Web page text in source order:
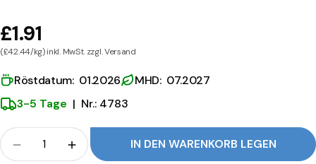
l
m
i
l
c
h
£1.91
(£42.44/kg) inkl. MwSt. zzgl. Versand
Röstdatum: 01.2026
MHD: 07.2027
3-5 Tage | Nr.: 4783
Menge
Menge für GEPA Bio Fairetta Vollmilch Quinoa-
Menge für GEPA Bio Fairetta Vollmilch
IN DEN WARENKORB LEGEN